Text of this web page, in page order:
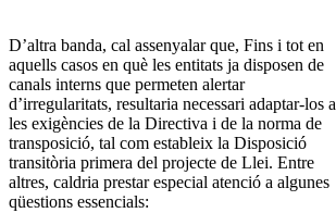
D’altra banda, cal assenyalar que, Fins i tot en
aquells casos en què les entitats ja disposen de
canals interns que permeten alertar
d’irregularitats, resultaria necessari adaptar-los a
les exigències de la Directiva i de la norma de
transposició, tal com estableix la Disposició
transitòria primera del projecte de Llei. Entre
altres, caldria prestar especial atenció a algunes
qüestions essencials: